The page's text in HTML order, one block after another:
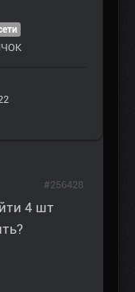
4 шт
#256428